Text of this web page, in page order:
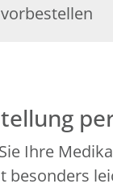
Ihre
besonders